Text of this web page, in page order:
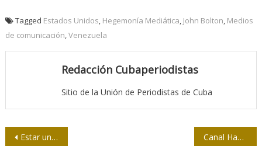
Tagged Estados Unidos, Hegemonía Mediática, John Bolton, Medios
de comunicación,Venezuela
Redacción Cubaperiodistas
Sitio de la Unión de Periodistas de Cuba
Navegación
Estar unidos, clave para la recuperación Canal Habana, reportando un evento diferente